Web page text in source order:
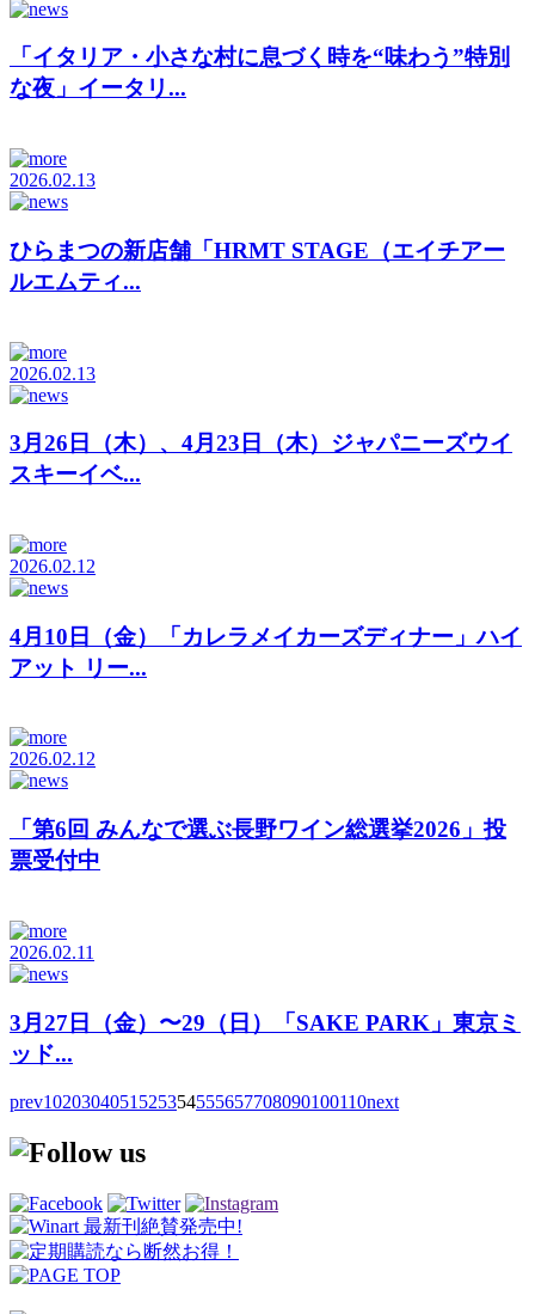
「イタリア・小さな村に息づく時を“味わう”特別
な夜」イータリ...
2026.02.13
ひらまつの新店舗「HRMT STAGE（エイチアー
ルエムティ...
2026.02.13
3月26日（木）、4月23日（木）ジャパニーズウイ
スキーイベ...
2026.02.12
4月10日（金）「カレラメイカーズディナー」ハイ
アット リー...
2026.02.12
「第6回 みんなで選ぶ長野ワイン総選挙2026」投
票受付中
2026.02.11
3月27日（金）〜29（日）「SAKE PARK」東京ミ
ッド...
prev1020304051 525354555657708090100110next